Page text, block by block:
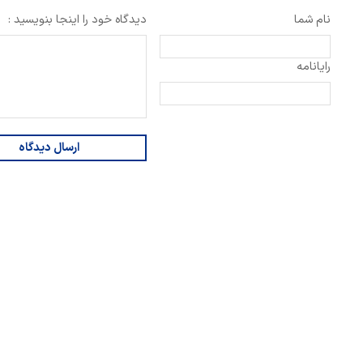
نام شما
رایانامه
دیدگاه خود را اینجا بنویسید :
ارسال دیدگاه